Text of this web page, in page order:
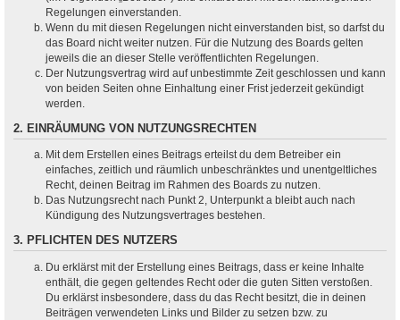
Regelungen einverstanden.
Wenn du mit diesen Regelungen nicht einverstanden bist, so darfst du
das Board nicht weiter nutzen. Für die Nutzung des Boards gelten
jeweils die an dieser Stelle veröffentlichten Regelungen.
Der Nutzungsvertrag wird auf unbestimmte Zeit geschlossen und kann
von beiden Seiten ohne Einhaltung einer Frist jederzeit gekündigt
werden.
2. EINRÄUMUNG VON NUTZUNGSRECHTEN
Mit dem Erstellen eines Beitrags erteilst du dem Betreiber ein
einfaches, zeitlich und räumlich unbeschränktes und unentgeltliches
Recht, deinen Beitrag im Rahmen des Boards zu nutzen.
Das Nutzungsrecht nach Punkt 2, Unterpunkt a bleibt auch nach
Kündigung des Nutzungsvertrages bestehen.
3. PFLICHTEN DES NUTZERS
Du erklärst mit der Erstellung eines Beitrags, dass er keine Inhalte
enthält, die gegen geltendes Recht oder die guten Sitten verstoßen.
Du erklärst insbesondere, dass du das Recht besitzt, die in deinen
Beiträgen verwendeten Links und Bilder zu setzen bzw. zu